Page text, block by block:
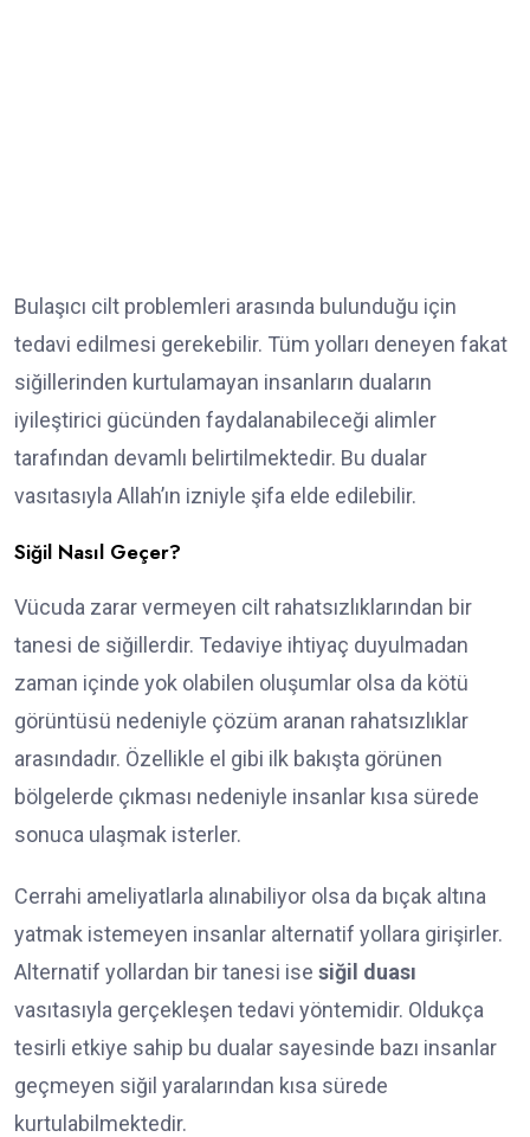
Bulaşıcı cilt problemleri arasında bulunduğu için
tedavi edilmesi gerekebilir. Tüm yolları deneyen fakat
siğillerinden kurtulamayan insanların duaların
iyileştirici gücünden faydalanabileceği alimler
tarafından devamlı belirtilmektedir. Bu dualar
vasıtasıyla Allah’ın izniyle şifa elde edilebilir.
Siğil Nasıl Geçer?
Vücuda zarar vermeyen cilt rahatsızlıklarından bir
tanesi de siğillerdir. Tedaviye ihtiyaç duyulmadan
zaman içinde yok olabilen oluşumlar olsa da kötü
görüntüsü nedeniyle çözüm aranan rahatsızlıklar
arasındadır. Özellikle el gibi ilk bakışta görünen
bölgelerde çıkması nedeniyle insanlar kısa sürede
sonuca ulaşmak isterler.
Cerrahi ameliyatlarla alınabiliyor olsa da bıçak altına
yatmak istemeyen insanlar alternatif yollara girişirler.
Alternatif yollardan bir tanesi ise siğil duası
vasıtasıyla gerçekleşen tedavi yöntemidir. Oldukça
tesirli etkiye sahip bu dualar sayesinde bazı insanlar
geçmeyen siğil yaralarından kısa sürede
kurtulabilmektedir.